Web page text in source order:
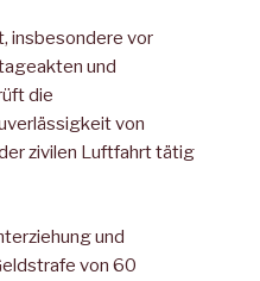
insbesondere vor
und
die
von
zivilen Luftfahrt tätig
und
von 60